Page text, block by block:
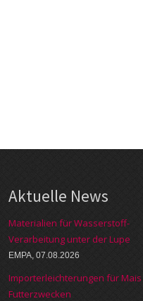
Aktuelle News
Materialien für Wasserstoff-
Verarbeitung unter der Lupe
EMPA, 07.08.2026
Importerleichterungen für Mais
Futterzwecken